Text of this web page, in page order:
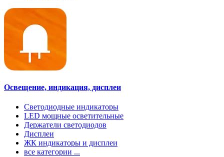
Освещение, индикация, дисплеи
Светодиодные индикаторы
LED мощные осветительные
Держатели светодиодов
Дисплеи
ЖК индикаторы и дисплеи
все категории ...